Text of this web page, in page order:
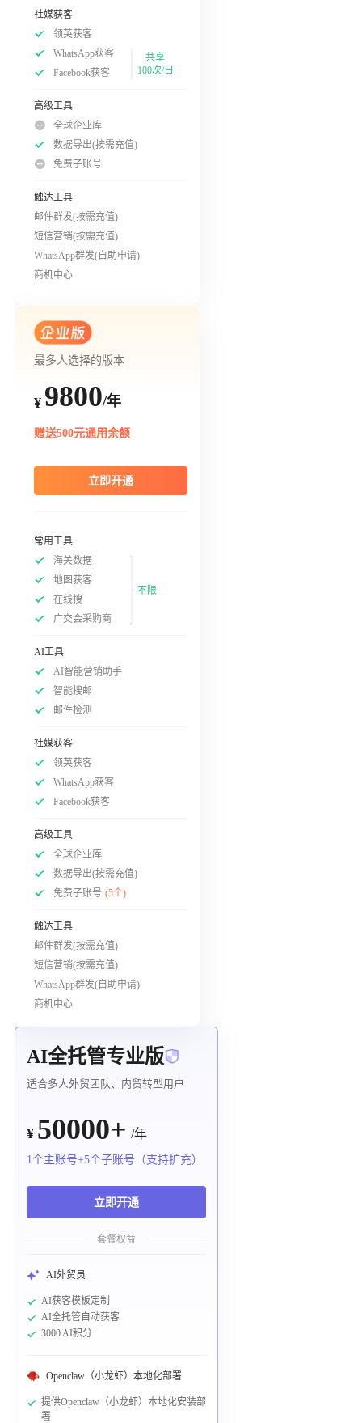
社媒获客
领英获客
WhatsApp获客
Facebook获客
共享
100次/日
高级工具
全球企业库
数据导出(按需充值)
免费子账号
触达工具
邮件群发(按需充值)
短信营销(按需充值)
WhatsApp群发(自助申请)
商机中心
最多人选择的版本
¥ 9800/年
赠送500元通用余额
立即开通
常用工具
海关数据
地图获客
在线搜
广交会采购商
不限
AI工具
AI智能营销助手
智能搜邮
邮件检测
社媒获客
领英获客
WhatsApp获客
Facebook获客
高级工具
全球企业库
数据导出(按需充值)
免费子账号 (5个)
触达工具
邮件群发(按需充值)
短信营销(按需充值)
WhatsApp群发(自助申请)
商机中心
AI全托管专业版
适合多人外贸团队、内贸转型用户
¥ 50000+ /年
1个主账号+5个子账号（支持扩充）
立即开通
套餐权益
AI外贸员
AI获客模板定制
AI全托管自动获客
3000 AI积分
Openclaw（小龙虾）本地化部署
提供Openclaw（小龙虾）本地化安装部
署